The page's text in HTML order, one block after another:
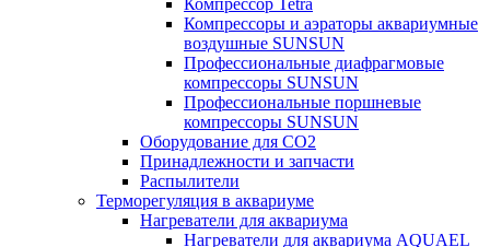
Компрессор Tetra
Компрессоры и аэраторы аквариумные
воздушные SUNSUN
Профессиональные диафрагмовые
компрессоры SUNSUN
Профессиональные поршневые
компрессоры SUNSUN
Оборудование для CO2
Принадлежности и запчасти
Распылители
Терморегуляция в аквариуме
Нагреватели для аквариума
Нагреватели для аквариума AQUAEL